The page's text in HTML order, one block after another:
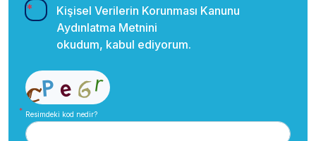
Kişisel Verilerin Korunması Kanunu
Aydınlatma Metnini
okudum, kabul ediyorum.
Resimdeki kod nedir?